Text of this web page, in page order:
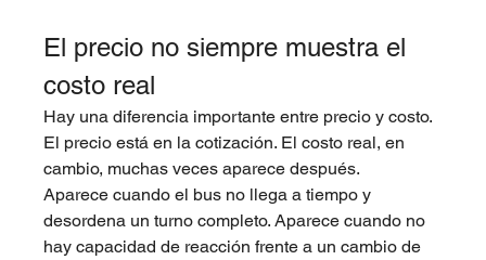
El precio no siempre muestra el
costo real
Hay una diferencia importante entre precio y costo.
El precio está en la cotización. El costo real, en
cambio, muchas veces aparece después.
Aparece cuando el bus no llega a tiempo y
desordena un turno completo. Aparece cuando no
hay capacidad de reacción frente a un cambio de